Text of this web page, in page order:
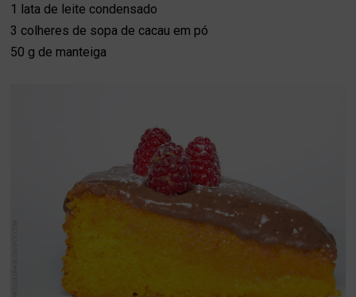
1 lata de leite condensado
3 colheres de sopa de cacau em pó
50 g demanteiga